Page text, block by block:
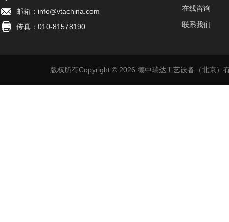
邮箱：info@vtachina.com
传真：010-81578190
在线咨询
联系我们
版权所有Copyright © 2026 德中瑞达工艺设备（北京